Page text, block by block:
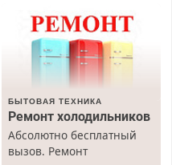
БЫТОВАЯ ТЕХНИКА
Ремонт холодильников
Абсолютно бесплатный
вызов. Ремонт